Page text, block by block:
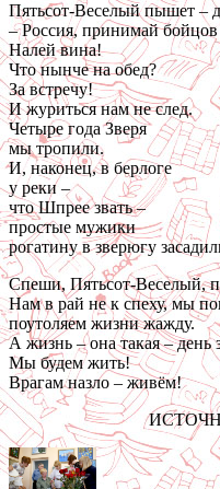
Пятьсот-Веселый пышет –
– Россия, принимай
Налей вина!
Что нынче на обед?
За встречу!
И журиться нам не след.
Четыре года Зверя
мы тропили.
И, наконец, в берлоге
у реки –
что Шпрее звать –
простые мужики
рогатину в зверюгу
Спеши, Пятьсот-Веселый,
Нам в рай не к спеху, мы
поутоляем жизни жажду.
А жизнь – она такая – день
Мы будем жить!
Врагам назло – живём!